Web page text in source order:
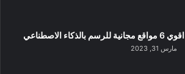
اقوي 6 مواقع مجانية للرسم بالذكاء الاصطناعي
مارس 31, 2023